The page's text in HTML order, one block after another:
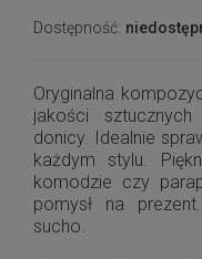
Dostępność:
Oryginalna
jakości
donicy. Idealnie
każdym stylu.
komodzie czy
pomysł na
sucho.